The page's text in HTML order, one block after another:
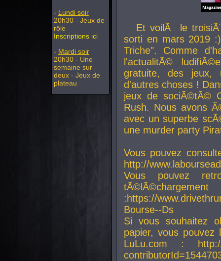
- Lundi soir
20h30 - Jeux de
rôle
Inscriptions ici
- Mardi soir
20h30 - Une
semaine sur
deux - Jeux de
plateau
Et voilÃ le
sorti en mars 2019
Triche". Comme
l'actualitÃ©
gratuite, des jeux,
d'autres choses !
jeux de sociÃ©tÃ©
Rush. Nous avons
avec un superbe
une murder party
Vous pouvez
http://
Vous pouvez
:https://
Bourse--Ds
Si vous souhaitez
papier, vous
LuLu.com : http://